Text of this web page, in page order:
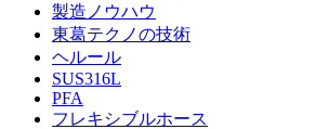
製造ノウハウ
東葛テクノの技術
ヘルール
SUS316L
PFA
フレキシブルホース